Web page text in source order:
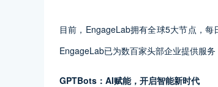
目前，EngageLab拥有全球5大节点，
EngageLab已为数百家头部企业提供服
GPTBots：AI赋能，开启智能新时代